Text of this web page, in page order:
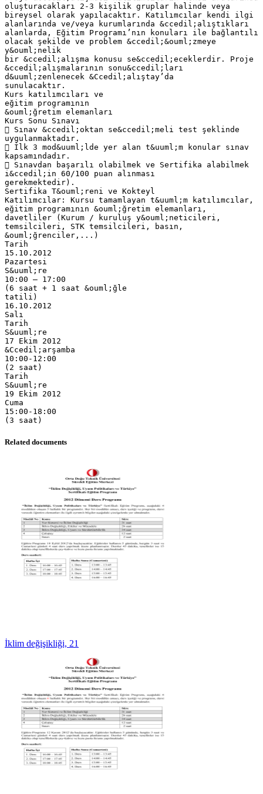
Related documents
İklim değişikliği, 21